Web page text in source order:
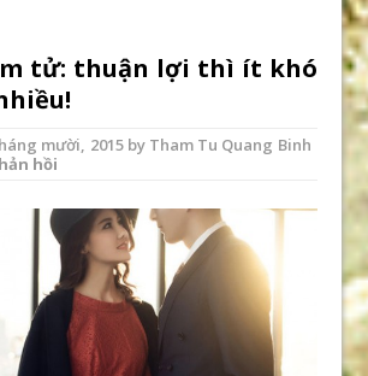
tử: thuận lợi thì ít khó
mười, 2015by Tham Tu Quang Binh
hồi